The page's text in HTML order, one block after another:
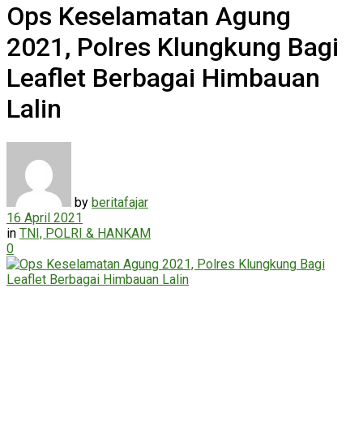
Ops Keselamatan Agung
2021, Polres Klungkung Bagi
Leaflet Berbagai Himbauan
Lalin
by beritafajar
16 April 2021
in TNI, POLRI & HANKAM
0